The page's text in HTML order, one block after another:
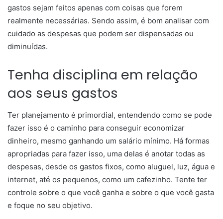
gastos sejam feitos apenas com coisas que forem
realmente necessárias. Sendo assim, é bom analisar com
cuidado as despesas que podem ser dispensadas ou
diminuídas.
Tenha disciplina em relação
aos seus gastos
Ter planejamento é primordial, entendendo como se pode
fazer isso é o caminho para conseguir economizar
dinheiro, mesmo ganhando um salário mínimo. Há formas
apropriadas para fazer isso, uma delas é anotar todas as
despesas, desde os gastos fixos, como aluguel, luz, água e
internet, até os pequenos, como um cafezinho. Tente ter
controle sobre o que você ganha e sobre o que você gasta
e foque no seu objetivo.